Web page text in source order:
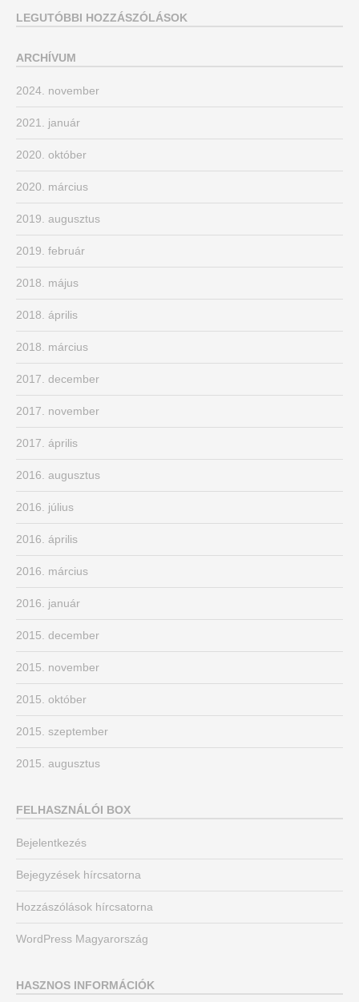
LEGUTÓBBI HOZZÁSZÓLÁSOK
ARCHÍVUM
2024. november
2021. január
2020. október
2020. március
2019. augusztus
2019. február
2018. május
2018. április
2018. március
2017. december
2017. november
2017. április
2016. augusztus
2016. július
2016. április
2016. március
2016. január
2015. december
2015. november
2015. október
2015. szeptember
2015. augusztus
FELHASZNÁLÓI BOX
Bejelentkezés
Bejegyzések hírcsatorna
Hozzászólások hírcsatorna
WordPress Magyarország
HASZNOS INFORMÁCIÓK